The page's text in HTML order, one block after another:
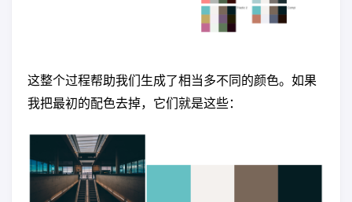
这整个过程帮助我们生成了相当多不同的颜色。如果
我把最初的配色去掉，它们就是这些：